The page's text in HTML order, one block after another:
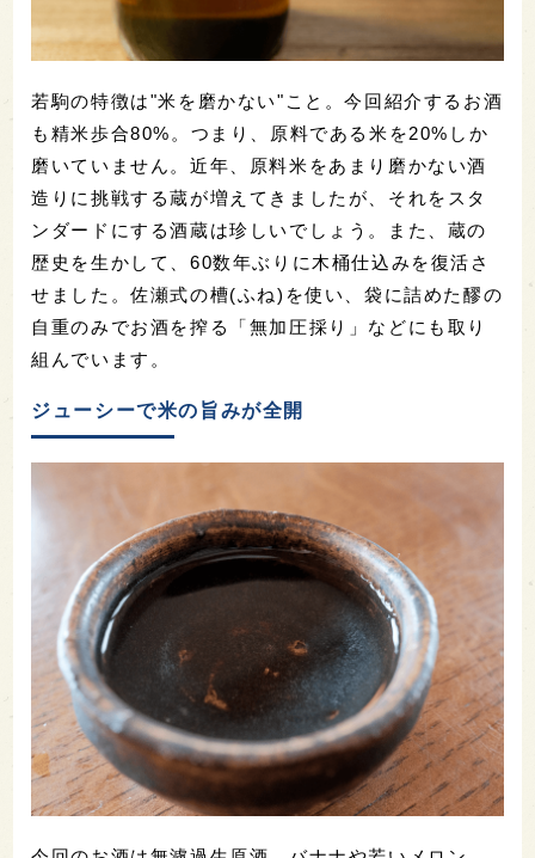
若駒の特徴は"米を磨かない"こと。今回紹介するお酒
も精米歩合80%。つまり、原料である米を20%しか
磨いていません。近年、原料米をあまり磨かない酒
造りに挑戦する蔵が増えてきましたが、それをスタ
ンダードにする酒蔵は珍しいでしょう。また、蔵の
歴史を生かして、60数年ぶりに木桶仕込みを復活さ
せました。佐瀬式の槽(ふね)を使い、袋に詰めた醪の
自重のみでお酒を搾る「無加圧採り」などにも取り
組んでいます。
ジューシーで米の旨みが全開